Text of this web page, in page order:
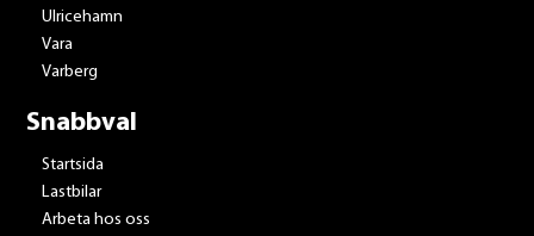
Ulricehamn
Vara
Varberg
Snabbval
Startsida
Lastbilar
Arbeta hos oss